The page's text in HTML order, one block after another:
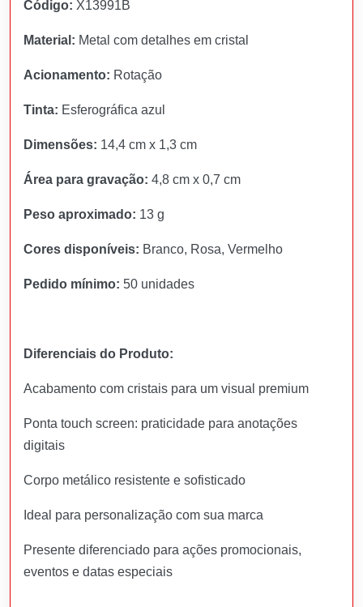
Código: X13991B
Material: Metal com detalhes em cristal
Acionamento: Rotação
Tinta: Esferográfica azul
Dimensões: 14,4 cm x 1,3 cm
Área para gravação: 4,8 cm x 0,7 cm
Peso aproximado: 13 g
Cores disponíveis: Branco, Rosa, Vermelho
Pedido mínimo: 50 unidades
Diferenciais do Produto:
Acabamento com cristais para um visual premium
Ponta touch screen: praticidade para anotações
digitais
Corpo metálico resistente e sofisticado
Ideal para personalização com sua marca
Presente diferenciado para ações promocionais,
eventos e datas especiais